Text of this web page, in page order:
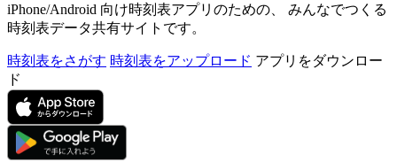
iPhone/Android 向け時刻表アプリのための、 みんなでつくる
時刻表データ共有サイトです。
時刻表をさがす 時刻表をアップロード アプリをダウンロー
ド